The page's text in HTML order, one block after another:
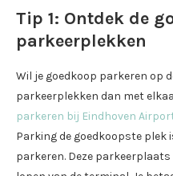
Tip 1: Ontdek de
parkeerplekken
Wil je goedkoop parkeren op
parkeerplekken dan met
parkeren bij Eindhoven
Parking de goedkoopste plek
parkeren. Deze